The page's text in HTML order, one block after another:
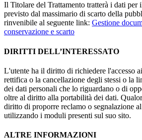
Il Titolare del Trattamento tratterà i dati per
previsto dal massimario di scarto della
rinvenibile al seguente link: Gestione
conservazione e scarto
DIRITTI DELL’INTERESSATO
L'utente ha il diritto di richiedere l'accesso
rettifica o la cancellazione degli stessi o la
dei dati personali che lo riguardano o di
oltre al diritto alla portabilità dei dati.
diritto di proporre reclamo o segnalazione
utilizzando i moduli presenti sul suo sito.
ALTRE INFORMAZIONI